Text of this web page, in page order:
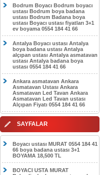
Bodrum Boyacı Bodrum boyacı
ustası Bodrum boya badana
ustası Bodrum Badana boya
ustası Boyacı ustası fiyatları 3+1
ev boyama 0554 184 41 66
Antalya Boyacı ustası Antalya
boya badana ustası Antalya
alçıpan ustası Antalya asmatavan
ustası Antalya badana boya
ustası 0554 184 41 66
Ankara asmatavan Ankara
Asmatavan Ustası Ankara
Asmatavan Led Tavan Ankara
Asmatavan Led Tavan ustası
Alçıpan Fiyatı 0554 184 41 66
SAYFALAR
Boyacı ustası MURAT 0554 184 41
66 boya badana ustası 3+1
BOYAMA 18,500 TL
BOYACI USTA MURAT